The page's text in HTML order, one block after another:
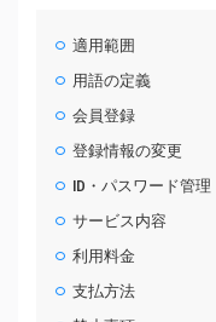
適用範囲
用語の定義
会員登録
登録情報の変更
ID・パスワード管理
サービス内容
利用料金
支払方法